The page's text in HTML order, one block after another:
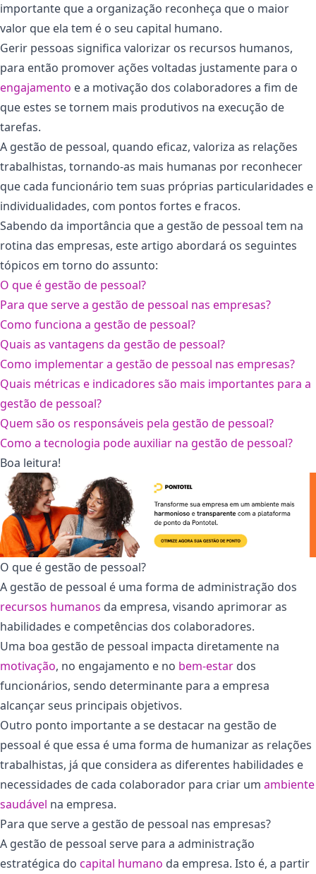
importante que a organização reconheça que o maior
valor que ela tem é o seu capital humano.
Gerir pessoas significa valorizar os recursos humanos,
para então promover ações voltadas justamente para o
engajamento e a motivação dos colaboradores a fim de
que estes se tornem mais produtivos na execução de
tarefas.
A gestão de pessoal, quando eficaz, valoriza as relações
trabalhistas, tornando-as mais humanas por reconhecer
que cada funcionário tem suas próprias particularidades e
individualidades, com pontos fortes e fracos.
Sabendo da importância que a gestão de pessoal tem na
rotina das empresas, este artigo abordará os seguintes
tópicos em torno do assunto:
O que é gestão de pessoal?
Para que serve a gestão de pessoal nas empresas?
Como funciona a gestão de pessoal?
Quais as vantagens da gestão de pessoal?
Como implementar a gestão de pessoal nas empresas?
Quais métricas e indicadores são mais importantes para a
gestão de pessoal?
Quem são os responsáveis pela gestão de pessoal?
Como a tecnologia pode auxiliar na gestão de pessoal?
Boa leitura!
O que é gestão de pessoal?
A gestão de pessoal é uma forma de administração dos
recursos humanos da empresa, visando aprimorar as
habilidades e competências dos colaboradores.
Uma boa gestão de pessoal impacta diretamente na
motivação, no engajamento e no bem-estar dos
funcionários, sendo determinante para a empresa
alcançar seus principais objetivos.
Outro ponto importante a se destacar na gestão de
pessoal é que essa é uma forma de humanizar as relações
trabalhistas, já que considera as diferentes habilidades e
necessidades de cada colaborador para criar um ambiente
saudável na empresa.
Para que serve a gestão de pessoal nas empresas?
A gestão de pessoal serve para a administração
estratégica do capital humano da empresa. Isto é, a partir